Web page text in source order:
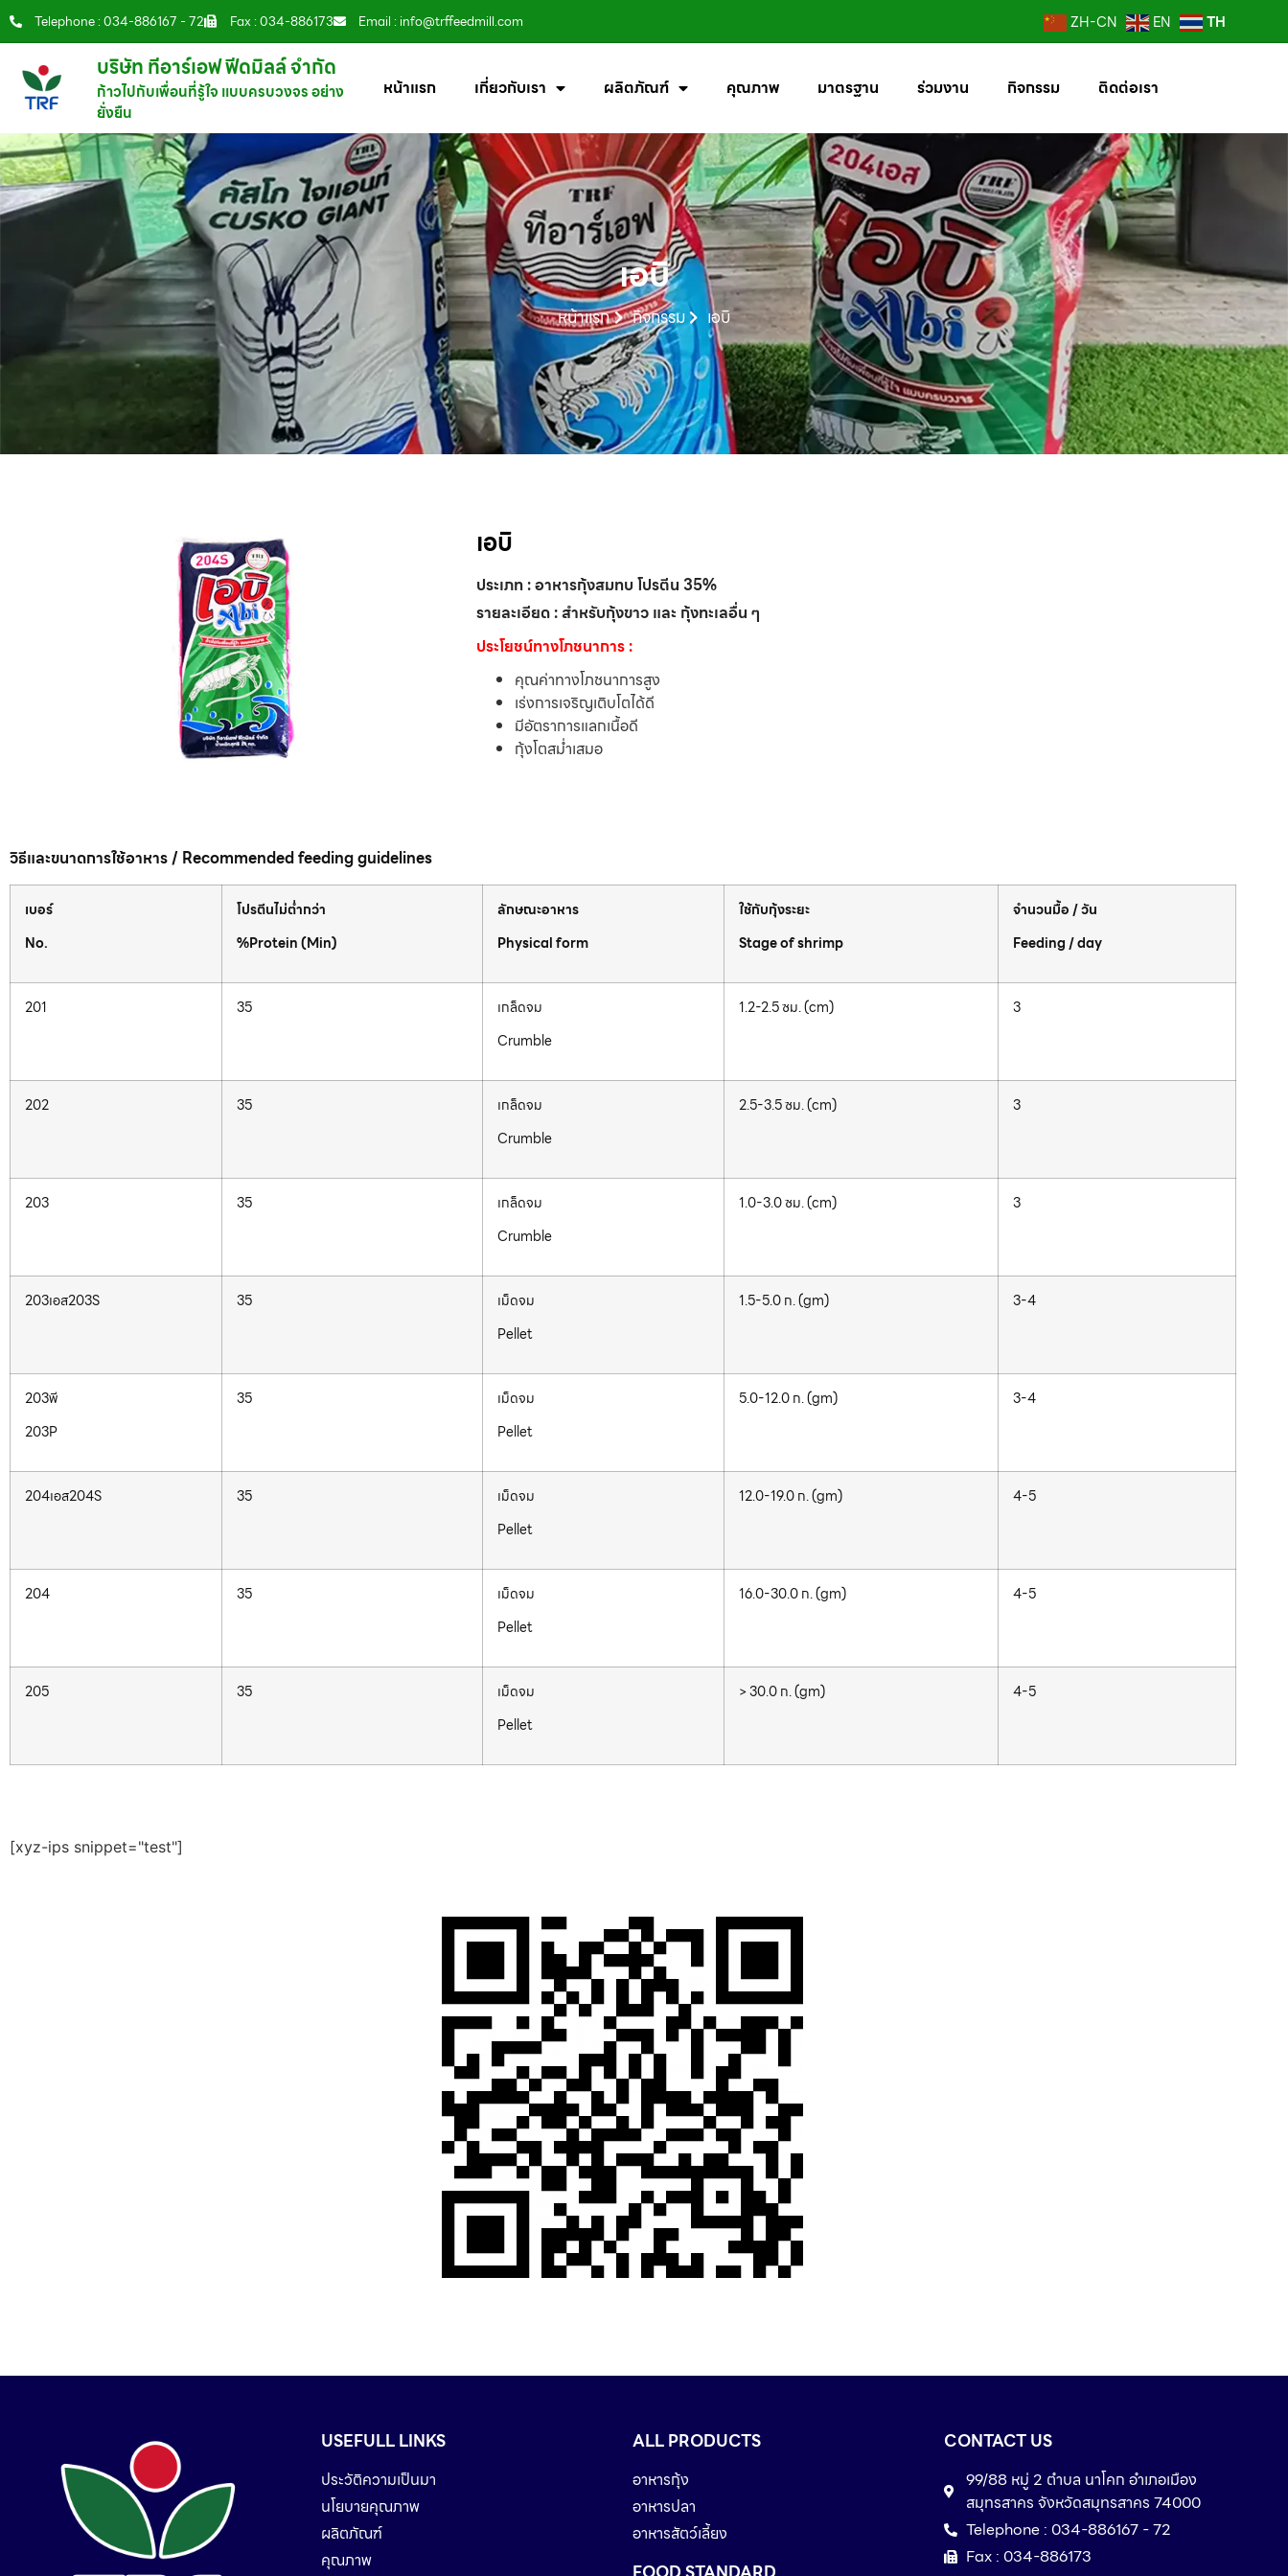
Telephone : 034-886167 - 72 Fax : 034-886173 Email : info@trffeedmill.com ZH-CN EN TH
บริษัท ทีอาร์เอฟ ฟีดมิลล์ จำกัด
ก้าวไปกับเพื่อนที่รู้ใจ แบบครบวงจร อย่าง
ยั่งยืน
หน้าแรก เกี่ยวกับเรา ผลิตภัณฑ์ คุณภาพ มาตรฐาน ร่วมงาน กิจกรรม ติดต่อเรา
เอบิ
หน้าแรก กิจกรรม เอบิ
เอบิ
ประเภท : อาหารกุ้งสมทบ โปรตีน 35%
รายละเอียด : สำหรับกุ้งขาว และ กุ้งทะเลอื่น ๆ
ประโยชน์ทางโภชนาการ :
คุณค่าทางโภชนาการสูง
เร่งการเจริญเติบโตได้ดี
มีอัตราการแลกเนื้อดี
กุ้งโตสม่ำเสมอ
วิธีและขนาดการใช้อาหาร / Recommended feeding guidelines
เบอร์
No.
โปรตีนไม่ต่ำกว่า
%Protein (Min)
ลักษณะอาหาร
Physical form
ใช้กับกุ้งระยะ
Stage of shrimp
จำนวนมื้อ / วัน
Feeding / day
201 35
เกล็ดจม
Crumble
1.2-2.5 ซม. (cm) 3
202 35
เกล็ดจม
Crumble
2.5-3.5 ซม. (cm) 3
203 35
เกล็ดจม
Crumble
1.0-3.0 ซม. (cm) 3
203เอส203S 35
เม็ดจม
Pellet
1.5-5.0 ก. (gm) 3-4
203พี
203P
35
เม็ดจม
Pellet
5.0-12.0 ก. (gm) 3-4
204เอส204S 35
เม็ดจม
Pellet
12.0-19.0 ก. (gm) 4-5
204 35
เม็ดจม
Pellet
16.0-30.0 ก. (gm) 4-5
205 35
เม็ดจม
Pellet
> 30.0 ก. (gm) 4-5
[xyz-ips snippet="test"]
USEFULL LINKS
ประวัติความเป็นมา
นโยบายคุณภาพ
ผลิตภัณฑ์
คุณภาพ
ALL PRODUCTS
อาหารกุ้ง
อาหารปลา
อาหารสัตว์เลี้ยง
CONTACT US
99/88 หมู่ 2 ตำบล นาโคก อำเภอเมือง
สมุทรสาคร จังหวัดสมุทรสาคร 74000
Telephone : 034-886167 - 72
Fax : 034-886173